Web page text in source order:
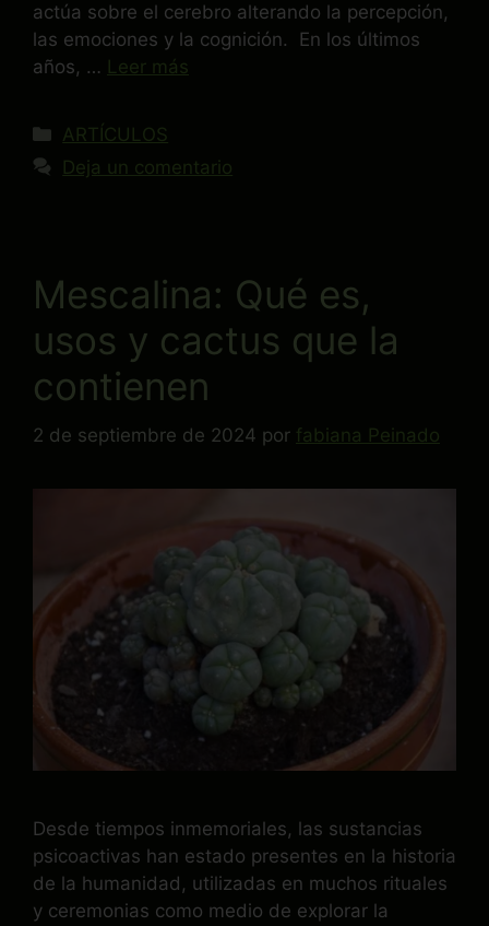
actúa sobre el cerebro alterando la percepción,
las emociones y la cognición. En los últimos
años, … Leer más
ARTÍCULOS
Deja un comentario
Mescalina: Qué es,
usos y cactus que la
contienen
2 de septiembre de 2024 por fabiana Peinado
Desde tiempos inmemoriales, las sustancias
psicoactivas han estado presentes en la historia
de la humanidad, utilizadas en muchos rituales
y ceremonias como medio de explorar la